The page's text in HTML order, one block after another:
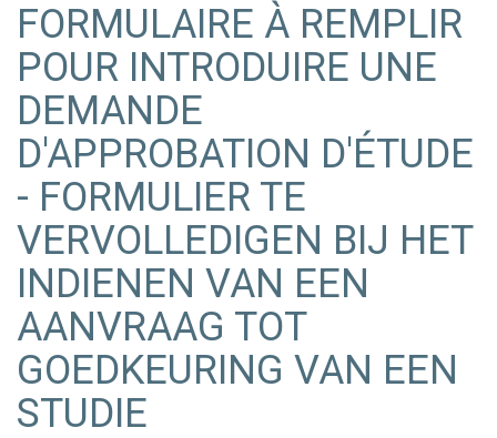
FORMULAIRE À REMPLIR
POUR INTRODUIRE UNE
DEMANDE
D'APPROBATION D'ÉTUDE
- FORMULIER TE
VERVOLLEDIGEN BIJ HET
INDIENEN VAN EEN
AANVRAAG TOT
GOEDKEURING VAN EEN
STUDIE